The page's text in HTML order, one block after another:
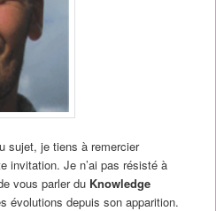
sujet, je tiens à remercier
invitation. Je n’ai pas résisté à
vous parler du Knowledge
évolutions depuis son apparition.